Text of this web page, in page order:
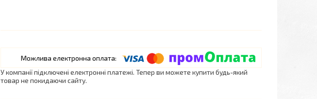
У компанії підключені електронні платежі. Тепер ви можете купити будь-який
товар не покидаючи сайту.